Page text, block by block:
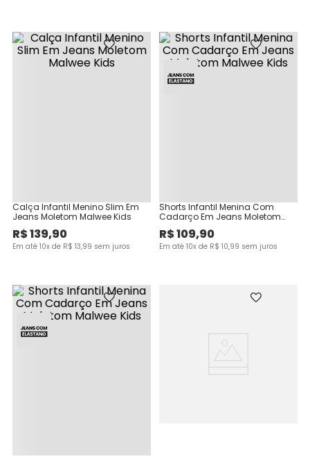
Calça Infantil Menino Slim Em
Jeans Moletom Malwee Kids
R$139,90
Em até 10x de R$ 13,99 sem juros
Shorts Infantil Menina Com
Cadarço Em Jeans Moletom
Malwee Kids
R$109,90
Em até 10x de R$ 10,99 sem juros